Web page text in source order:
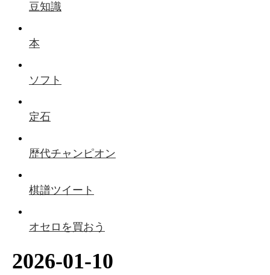
豆知識
本
ソフト
定石
歴代チャンピオン
棋譜ツイート
オセロを買おう
2026-01-10